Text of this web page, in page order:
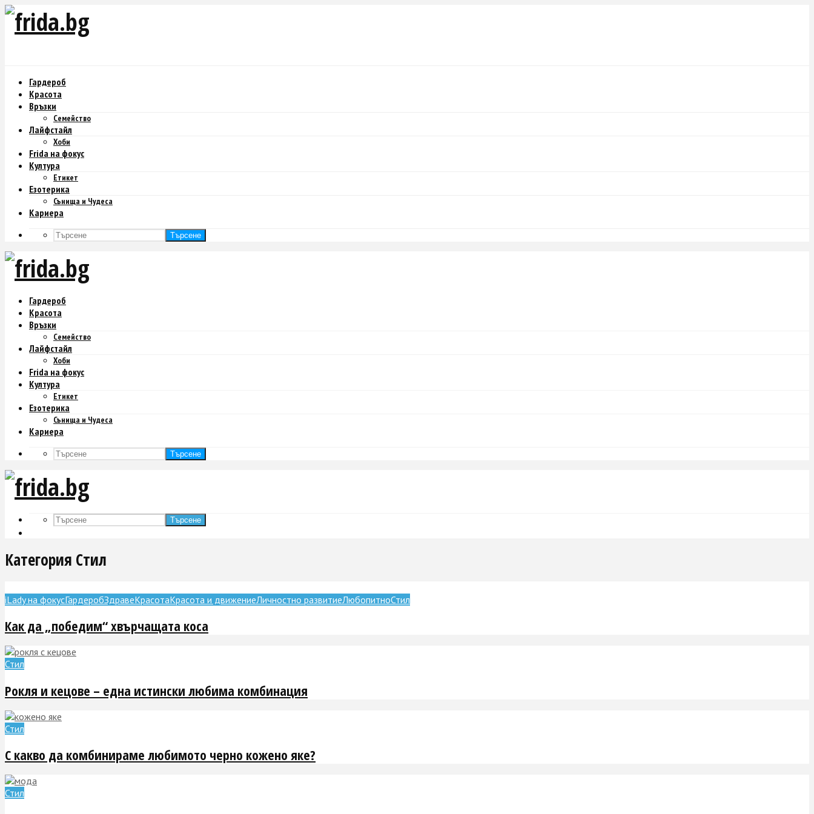
Гардероб
Красота
Връзки
Семейство
Лайфстайл
Хоби
Frida на фокус
Култура
Етикет
Езотерика
Сънища и Чудеса
Кариера
Търсене
Гардероб
Красота
Връзки
Семейство
Лайфстайл
Хоби
Frida на фокус
Култура
Етикет
Езотерика
Сънища и Чудеса
Кариера
Търсене
Търсене
Категория Стил
iLady на фокусГардеробЗдравеКрасотаКрасота и движениеЛичностно развитиеЛюбопитноСтил
Как да „победим“ хвърчащата коса
Стил
Рокля и кецове – една истински любима комбинация
Стил
С какво да комбинираме любимото черно кожено яке?
Стил